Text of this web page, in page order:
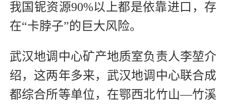
我国铌资源90%以上都是依靠进口，存
在“卡脖子”的巨大风险。
武汉地调中心矿产地质室负责人李堃介
绍，这两年多来，武汉地调中心联合成
都综合所等单位，在鄂西北竹山—竹溪